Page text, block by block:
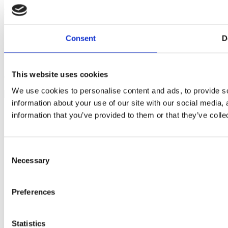
Consent
This website uses cookies
We use cookies to personalise content and ads, to provide
information about your use of our site with our social
information that you’ve provided to them or that they’ve
Selection
Necessary
Preferences
Statistics
Izvješća
Glavne skupštine
Natječaji
© 2026 Apartments Medena | Razvoj